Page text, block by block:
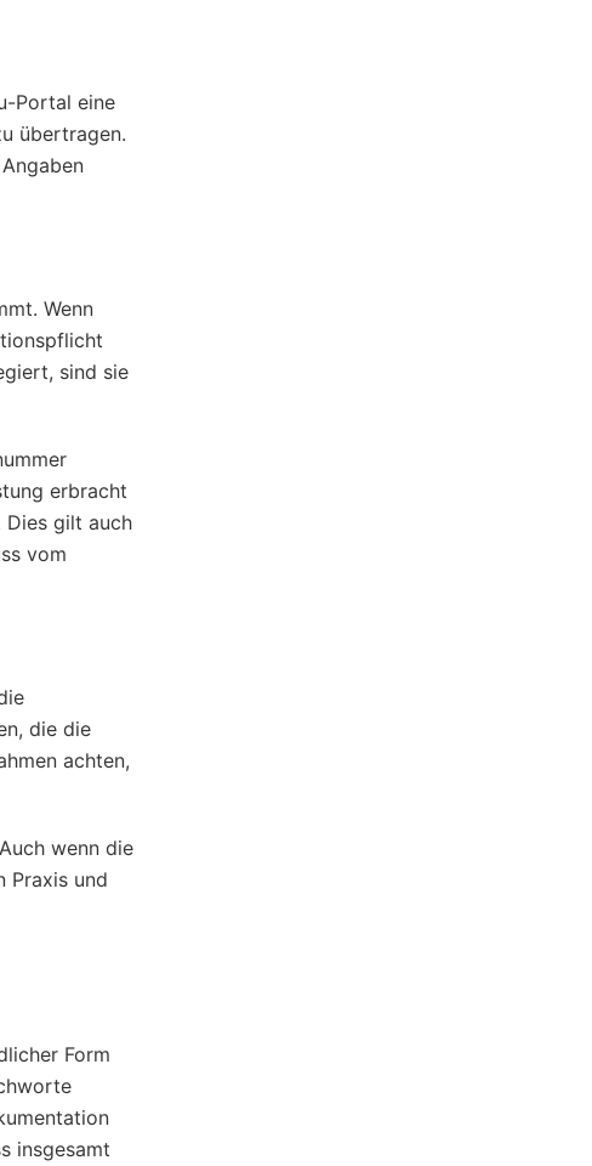
Portal eine
übertragen.
Wenn
sind sie
erbracht
Dies gilt auch
vom
die die
achten,
wenn die
Praxis und
Form
insgesamt